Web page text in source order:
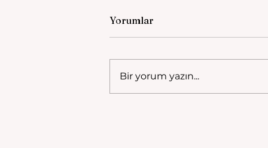
Yorumlar
Bir yorum yazın...